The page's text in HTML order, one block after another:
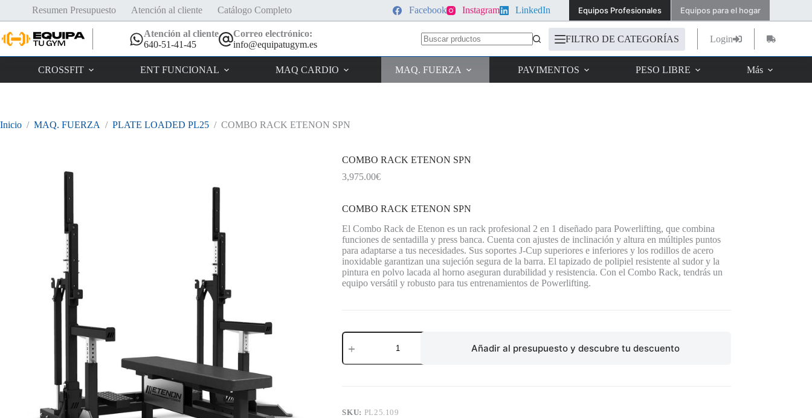
Resumen Presupuesto Atención al cliente Catálogo Completo Facebook Instagram LinkedIn Equipos Profesionales Equipos para el hogar
Atención al cliente
640-51-41-45
Correo electrónico:
info@equipatugym.es
FILTRO DE CATEGORÍAS Login
Carro
de
CROSSFIT ENT FUNCIONAL MAQ CARDIO MAQ. FUERZA PAVIMENTOS PESO LIBRE Más
Inicio / MAQ. FUERZA / PLATE LOADED PL25 / COMBO RACK ETENON SPN
COMBO RACK ETENON SPN
3,975.00€
COMBO RACK ETENON SPN
El Combo Rack de Etenon es un rack profesional 2 en 1 diseñado para Powerlifting, que combina
funciones de sentadilla y press banca. Cuenta con ajustes de inclinación y altura en múltiples puntos
para adaptarse a tus necesidades. Sus soportes J-Cup superiores e inferiores y los rodillos de acero
inoxidable garantizan una sujeción segura de la barra. El tapizado de polipiel resistente al sudor y la
pintura en polvo lacada al horno aseguran durabilidad y resistencia. Con el Combo Rack, tendrás un
equipo versátil y robusto para tus entrenamientos de Powerlifting.
COMBO
RACK
SPN
Añadir al presupuesto y descubre tu descuento
SKU: PL25.109